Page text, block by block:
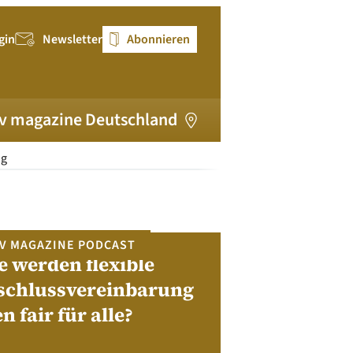
Newsletter Abonnieren
magazine Deutschland
MAGAZINE PODCAST
werden flexible
fair für alle?